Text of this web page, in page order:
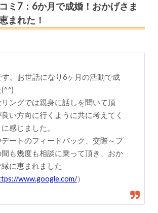
ミ7：6か月で成婚！おかげさま
まれた！
す。お世話になり6ヶ月の活動で成
ングでは親身に話しを聞いて頂
い方向に行くように共に考えてく
感じました。
ートのフィードバック、交際～プ
間も幾度も相談に乗って頂き、おか
に恵まれました
www.google.com/）